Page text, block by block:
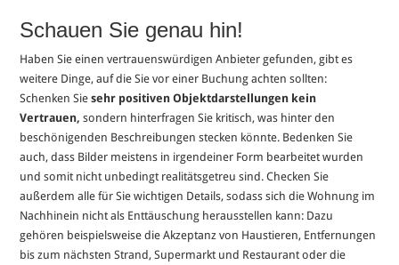
Schauen Sie genau hin!
Haben Sie einen vertrauenswürdigen Anbieter gefunden, gibt es
weitere Dinge, auf die Sie vor einer Buchung achten sollten:
Schenken Siesehr positiven Objektdarstellungen kein
Vertrauen,sondern hinterfragen Sie kritisch, was hinter den
beschönigenden Beschreibungen stecken könnte. Bedenken Sie
auch, dass Bilder meistens in irgendeiner Form bearbeitet wurden
und somit nicht unbedingt realitätsgetreu sind. Checken Sie
außerdem alle für Sie wichtigen Details, sodass sich die Wohnung im
Nachhinein nicht als Enttäuschung herausstellen kann: Dazu
gehören beispielsweise die Akzeptanz von Haustieren, Entfernungen
bis zum nächsten Strand, Supermarkt und Restaurant oder die